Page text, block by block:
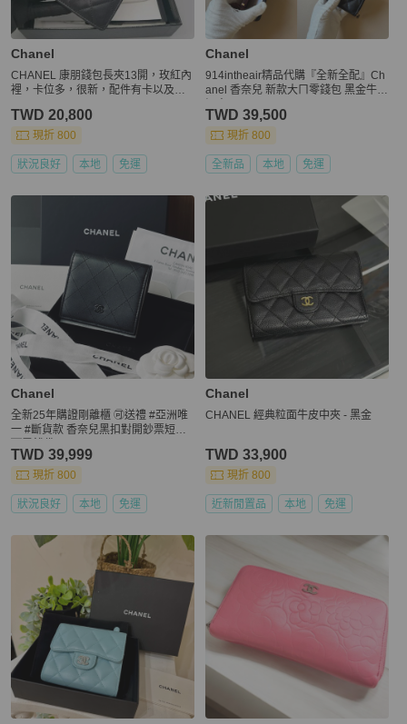
Chanel
CHANEL 康朋錢包長夾13開，玫紅內
裡，卡位多，很新，配件有卡以及盒
TWD 20,800
現折 800
狀況良好 本地 免運
Chanel
914intheair精品代購『全新全配』Ch
anel 香奈兒 新款大ㄇ零錢包 黑金牛
TWD 39,500
現折 800
全新品 本地 免運
Chanel
全新25年購證剛離櫃 🉑送禮 #亞洲唯
一 #斷貨款 香奈兒黑扣對開鈔票短夾
TWD 39,999
現折 800
狀況良好 本地 免運
Chanel
CHANEL 經典粒面牛皮中夾 - 黑金
TWD 33,900
現折 800
近新閒置品 本地 免運